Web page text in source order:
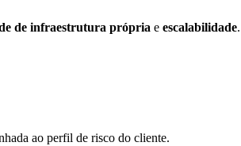
de infraestrutura própria eescalabilidade
ao perfil de risco do cliente.